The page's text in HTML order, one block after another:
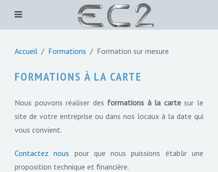
Accueil Formations Formation sur mesure
FORMATIONS À LA CARTE
Nous pouvons réaliser des formations à la cartesur le
site de votre entreprise ou dans nos locaux à la date qui
vous convient.
Contactez nous pour que nous puissions établir une
proposition technique et financière.